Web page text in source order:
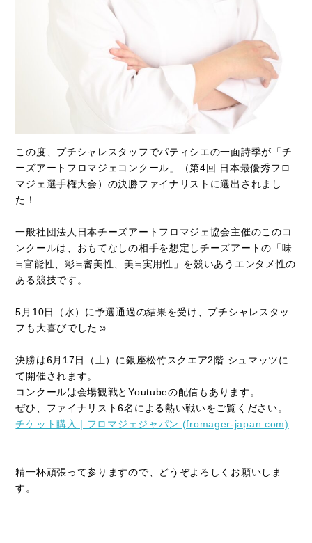
この度、プチシャレスタッフでパティシエの一面詩季が「チ
ーズアートフロマジェコンクール」（第4回 日本最優秀フロ
マジェ選手権大会）の決勝ファイナリストに選出されまし
た！
一般社団法人日本チーズアートフロマジェ協会主催のこのコ
ンクールは、おもてなしの相手を想定しチーズアートの「味
≒官能性、彩≒審美性、美≒実用性」を競いあうエンタメ性の
ある競技です。
5月10日（水）に予選通過の結果を受け、プチシャレスタッ
フも大喜びでした☺
決勝は6月17日（土）に銀座松竹スクエア2階 シュマッツに
て開催されます。
コンクールは会場観戦とYoutubeの配信もあります。
ぜひ、ファイナリスト6名による熱い戦いをご覧ください。
チケット購入 | フロマジェジャパン (fromager-japan.com)
精一杯頑張って参りますので、どうぞよろしくお願いしま
す。